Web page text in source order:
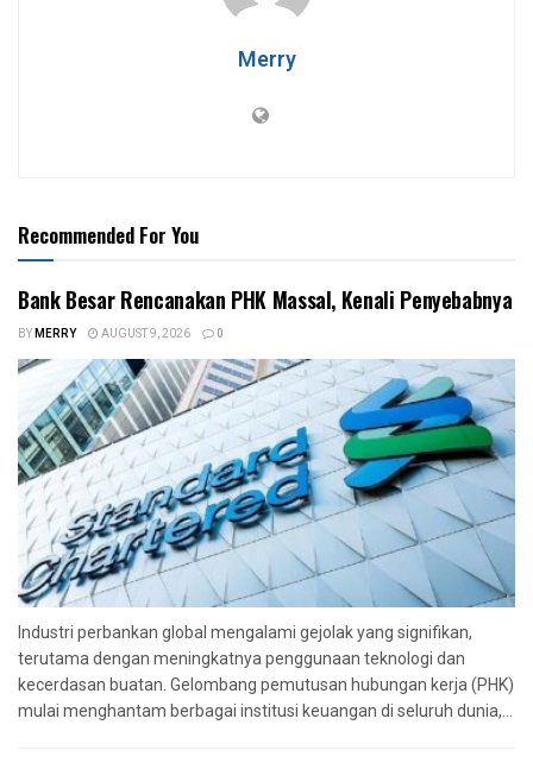
Merry
Recommended For You
Bank Besar Rencanakan PHK Massal, Kenali Penyebabnya
BYMERRY AUGUST 9, 2026 0
Industri perbankan global mengalami gejolak yang signifikan,
terutama dengan meningkatnya penggunaan teknologi dan
kecerdasan buatan. Gelombang pemutusan hubungan kerja (PHK)
mulai menghantam berbagai institusi keuangan di seluruh dunia,...